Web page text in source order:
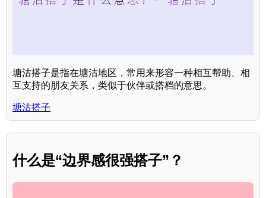
塘沽搭子是指在塘沽地区，常用来形容一种相互帮助、相
互支持的朋友关系，类似于伙伴或搭档的意思。
塘沽搭子
什么是“边界感很强搭子”？